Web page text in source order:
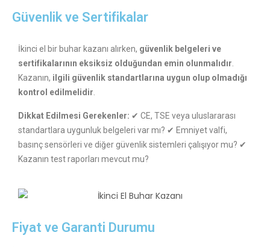
Güvenlik ve Sertifikalar
İkinci el bir buhar kazanı alırken, güvenlik belgeleri ve
sertifikalarının eksiksiz olduğundan emin olunmalıdır.
Kazanın, ilgili güvenlik standartlarına uygun olup olmadığı
kontrol edilmelidir.
Dikkat Edilmesi Gerekenler: ✔ CE, TSE veya uluslararası
standartlara uygunluk belgeleri var mı? ✔ Emniyet valfi,
basınç sensörleri ve diğer güvenlik sistemleri çalışıyor mu? ✔
Kazanın test raporları mevcut mu?
Fiyat ve Garanti Durumu